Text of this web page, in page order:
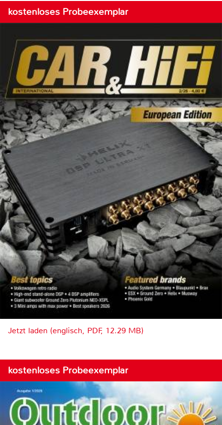
kostenloses Probeexemplar
Jetzt laden (englisch, PDF, 12.29 MB)
kostenloses Probeexemplar